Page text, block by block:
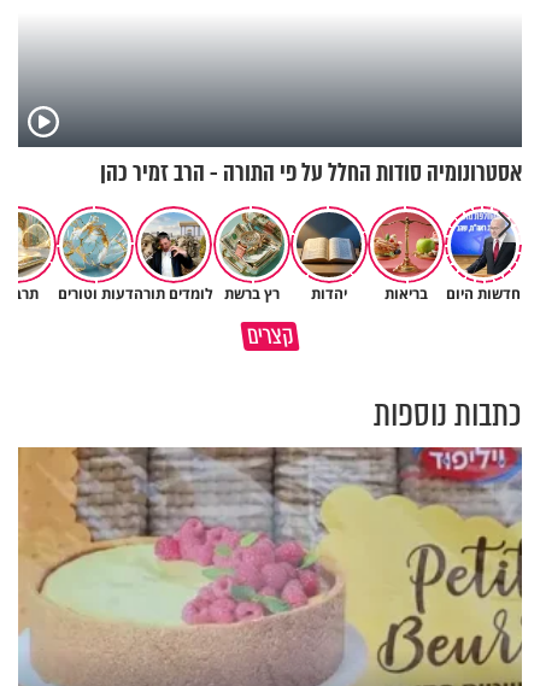
אסטרונומיה סודות החלל על פי התורה - הרב זמיר כהן
חדשות היום בריאות יהדות רץ ברשת לומדים תורהדעות וטורים
קצרים
תהיו אהרון הכהן - תשכינו שלום
כל קושי שחווית היה ניסיון
כתבות נוספות